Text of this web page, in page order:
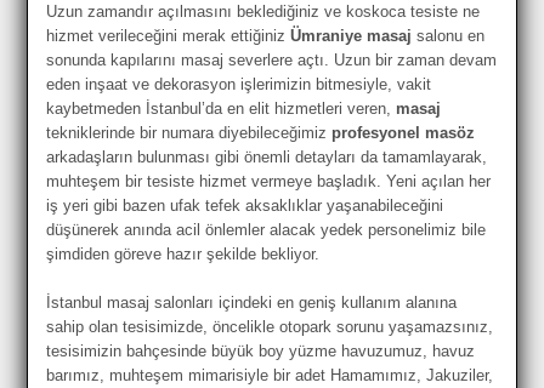
Uzun zamandır açılmasını beklediğiniz ve koskoca tesiste ne
hizmet verileceğini merak ettiğinizÜmraniye masaj salonu en
sonunda kapılarını masaj severlere açtı. Uzun bir zaman devam
eden inşaat ve dekorasyon işlerimizin bitmesiyle, vakit
kaybetmeden İstanbul’da en elit hizmetleri veren, masaj
tekniklerinde bir numara diyebileceğimiz profesyonel masöz
arkadaşların bulunması gibi önemli detayları da tamamlayarak,
muhteşem bir tesiste hizmet vermeye başladık. Yeni açılan her
iş yeri gibi bazen ufak tefek aksaklıklar yaşanabileceğini
düşünerek anında acil önlemler alacak yedek personelimiz bile
şimdiden göreve hazır şekilde bekliyor.
İstanbul masaj salonları içindeki en geniş kullanım alanına
sahip olan tesisimizde, öncelikle otopark sorunu yaşamazsınız,
tesisimizin bahçesinde büyük boy yüzme havuzumuz, havuz
barımız, muhteşem mimarisiyle bir adet Hamamımız, Jakuziler,